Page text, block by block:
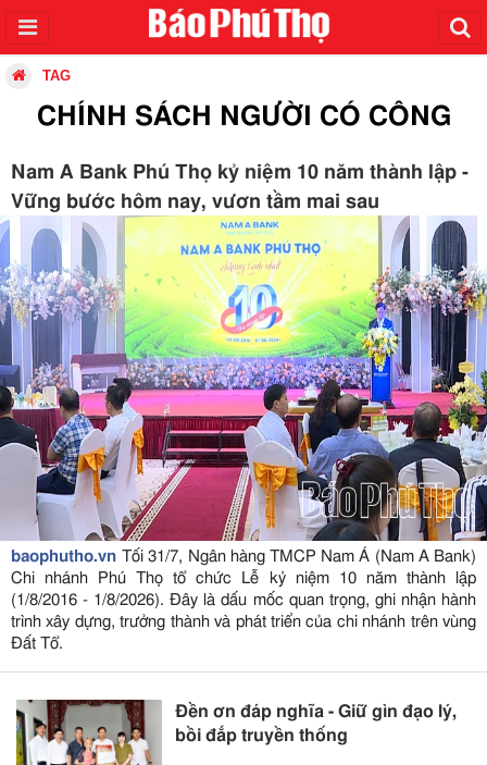
TAG
CHÍNH SÁCH NGƯỜI CÓ CÔNG
Nam A Bank Phú Thọ kỷ niệm 10 năm thành lập -
Vững bước hôm nay, vươn tầm mai sau
baophutho.vn Tối 31/7, Ngân hàng TMCP Nam Á (Nam A Bank)
Chi nhánh Phú Thọ tổ chức Lễ kỷ niệm 10 năm thành lập
(1/8/2016 - 1/8/2026). Đây là dấu mốc quan trọng, ghi nhận hành
trình xây dựng, trưởng thành và phát triển của chi nhánh trên vùng
Đất Tổ.
Đền ơn đáp nghĩa - Giữ gìn đạo lý,
bồi đắp truyền thống